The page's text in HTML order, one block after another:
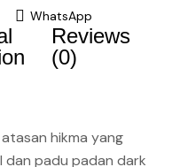
WhatsApp
Reviews
(0)
hikma yang
dan padu padan dark